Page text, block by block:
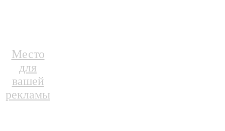
Место
для
вашей
рекламы